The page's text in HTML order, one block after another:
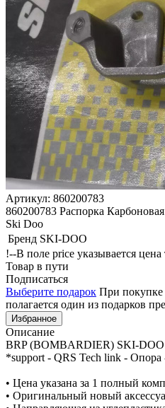
Артикул: 860200783
860200783 Распорка
Ski Doo
Бренд SKI-DOO
!--В поле price указывается цена
Товар в пути
Подписаться
Выберите подарок При покупке
полагается один из подарков
Избранное
Описание
BRP (BOMBARDIER) SKI-DOO
*support - QRS Tech link -
• Цена указана за 1 полный
• Оригинальный новый